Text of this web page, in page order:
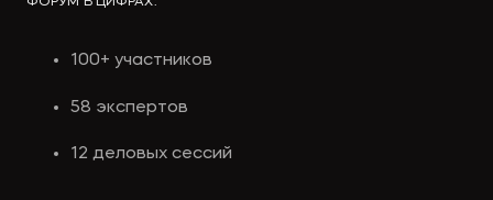
100+ участников
58 экспертов
12 деловых сессий